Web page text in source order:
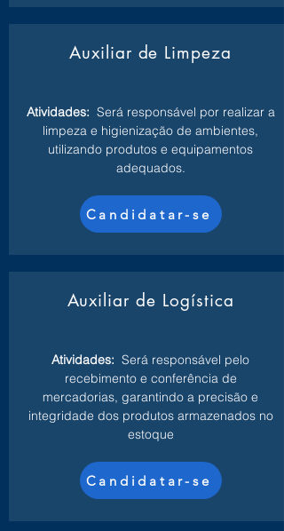
Auxiliar de Limpeza
Atividades: Será responsável por realizar a
limpeza e higienização de ambientes,
utilizando produtos e equipamentos
adequados.
Candidatar-se
Auxiliar de Logística
Atividades: Será responsável pelo
recebimento e conferência de
mercadorias, garantindo a precisão e
integridade dos produtos armazenados no
estoque
Candidatar-se